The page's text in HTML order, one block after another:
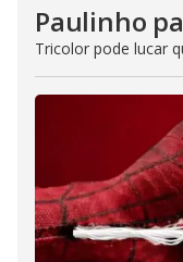
Paulinho
Tricolor pode lucar